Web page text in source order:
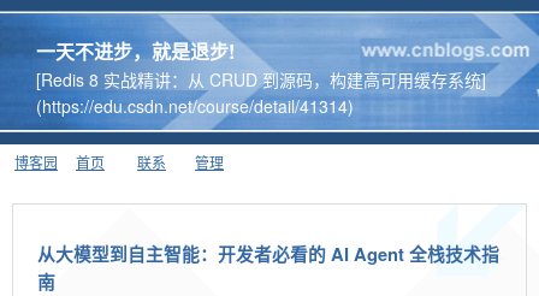
一天不进步，就是退步!
[Redis 8 实战精讲：从 CRUD 到源码，构建高可用缓存系统]
(https://edu.csdn.net/course/detail/41314)
博客园 首页 联系 管理
从大模型到自主智能：开发者必看的 AI Agent 全栈技术指
南